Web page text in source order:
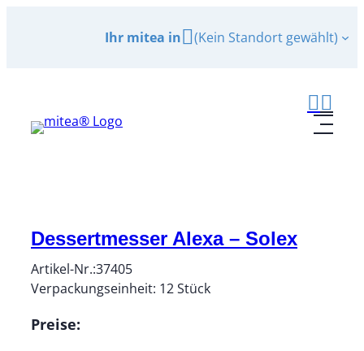
Ihr mitea in (Kein Standort gewählt)
Dessertmesser Alexa – Solex
Artikel-Nr.:37405
Verpackungseinheit: 12Stück
Preise: